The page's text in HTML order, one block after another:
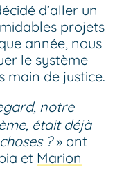
d’aller un
projets
année, nous
le système
main de justice.
notre
était déjà
?» ont
et Marion